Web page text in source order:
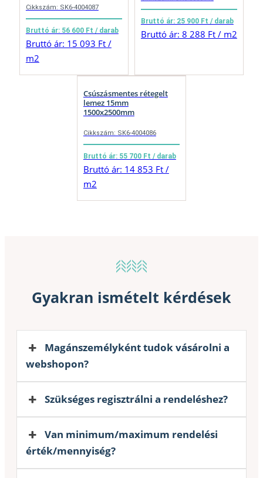
Cikkszám: SK6-4004087
Bruttó ár: 56 600 Ft / darab
Bruttó ár: 15 093 Ft /
m2
Bruttó ár: 25 900 Ft / darab
Bruttó ár: 8 288 Ft / m2
Csúszásmentes rétegelt
lemez 15mm
1500x2500mm
Cikkszám: SK6-4004086
Bruttó ár: 55 700 Ft / darab
Bruttó ár: 14 853 Ft /
m2
Gyakran ismételt kérdések
Magánszemélyként tudok vásárolni a
webshopon?
Szükséges regisztrálni a rendeléshez?
Van minimum/maximum rendelési
érték/mennyiség?